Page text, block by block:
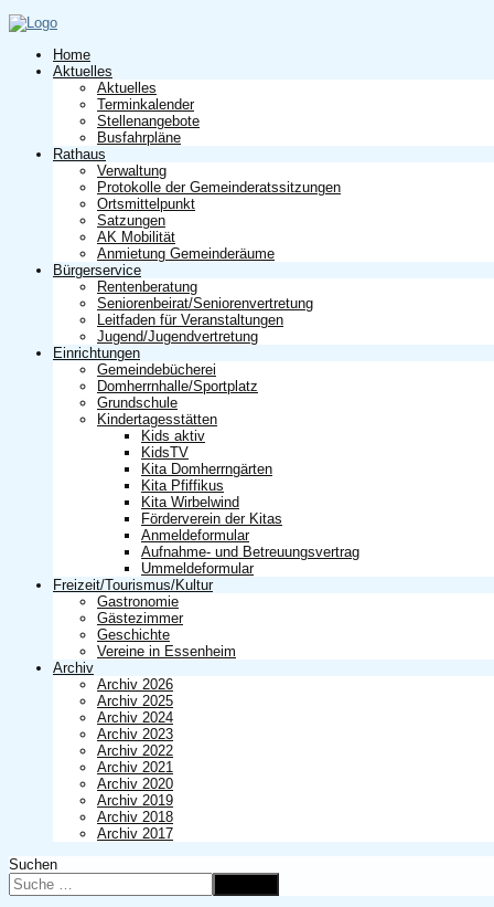
Home
Aktuelles
Aktuelles
Terminkalender
Stellenangebote
Busfahrpläne
Rathaus
Verwaltung
Protokolle der Gemeinderatssitzungen
Ortsmittelpunkt
Satzungen
AK Mobilität
Anmietung Gemeinderäume
Bürgerservice
Rentenberatung
Seniorenbeirat/Seniorenvertretung
Leitfaden für Veranstaltungen
Jugend/Jugendvertretung
Einrichtungen
Gemeindebücherei
Domherrnhalle/Sportplatz
Grundschule
Kindertagesstätten
Kids aktiv
KidsTV
Kita Domherrngärten
Kita Pfiffikus
Kita Wirbelwind
Förderverein der Kitas
Anmeldeformular
Aufnahme- und Betreuungsvertrag
Ummeldeformular
Freizeit/Tourismus/Kultur
Gastronomie
Gästezimmer
Geschichte
Vereine in Essenheim
Archiv
Archiv 2026
Archiv 2025
Archiv 2024
Archiv 2023
Archiv 2022
Archiv 2021
Archiv 2020
Archiv 2019
Archiv 2018
Archiv 2017
Suchen